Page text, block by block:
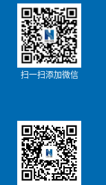
扫一扫添加微信